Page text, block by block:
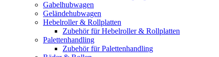
Gabelhubwagen
Geländehubwagen
Hebelroller & Rollplatten
Zubehör für Hebelroller & Rollplatten
Palettenhandling
Zubehör für Palettenhandling